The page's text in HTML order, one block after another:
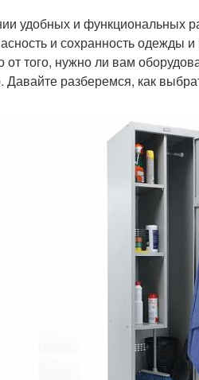
удобных и функциональных
и сохранность
от того, нужно ли вам
разберемся, как